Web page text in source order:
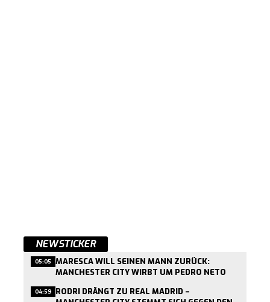
NEWSTICKER
05:05 MARESCA WILL SEINEN MANN ZURÜCK:
MANCHESTER CITY WIRBT UM PEDRO NETO
04:59 RODRI DRÄNGT ZU REAL MADRID –